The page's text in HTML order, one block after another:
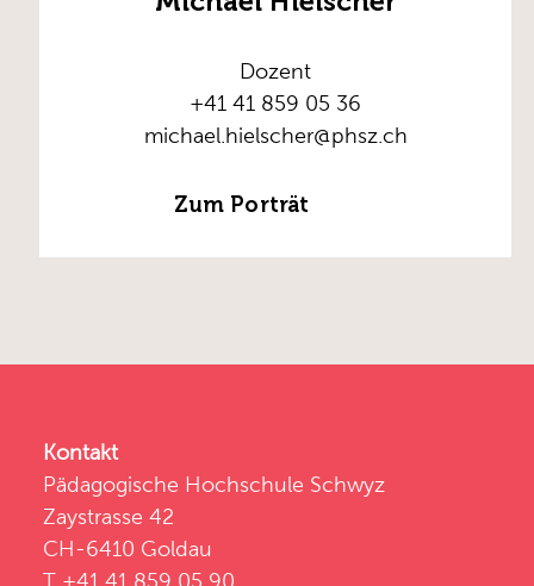
Dozent
+41 41 859 05 36
michael.hielscher@phsz.ch
Zum Porträt
Kontakt
Pädagogische Hochschule Schwyz
Zaystrasse 42
CH-6410 Goldau
T +41 41 859 05 90